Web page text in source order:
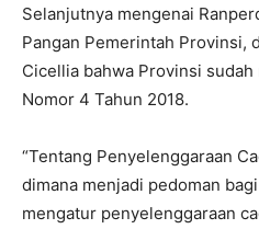
Selanjutnya mengenai
Pangan Pemerintah Provinsi,
Cicellia bahwa Provinsi
Nomor 4 Tahun 2018.
“Tentang Penyelenggaraan
dimana menjadi pedoman
mengatur penyelenggaraan